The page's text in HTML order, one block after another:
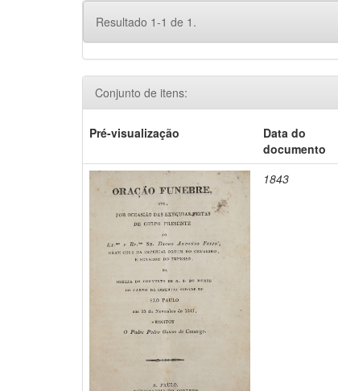
Resultado 1-1 de 1.
Conjunto de itens:
Pré-visualização
Data do
documento
1843